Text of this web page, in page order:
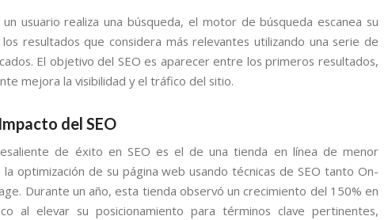
un usuario realiza una búsqueda, el motor de búsqueda escanea su
resultados que considera más relevantes utilizando una serie de
El objetivo del SEO es aparecer entre los primeros resultados,
mejora la visibilidad y el tráfico del sitio.
del SEO
de éxito en SEO es el de una tienda en línea de menor
optimización de su página web usando técnicas de SEO tanto On-
Durante un año, esta tienda observó un crecimiento del 150% en
al elevar su posicionamiento para términos clave pertinentes,